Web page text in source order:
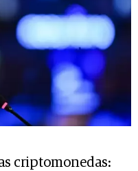
criptomonedas: